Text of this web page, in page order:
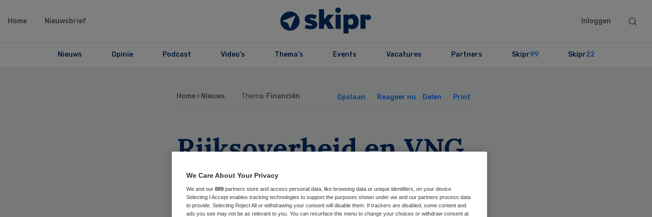
Home Nieuwsbrief Inloggen
Search
Nieuws Opinie Podcast Video’s Thema’s Events Vacatures Partners Skipr99 Skipr22
Home › Nieuws Thema: Financiën Opslaan Reageer nu Delen Print
Rijksoverheid en VNG
roepen op tot
continuïteit
We Care About Your Privacy
We and our 889 partners store and access personal data, like browsing data or unique identifiers, on your device.
Selecting I Accept enables tracking technologies to support the purposes shown under we and our partners process data
to provide. Selecting Reject All or withdrawing your consent will disable them. If trackers are disabled, some content and
ads you see may not be as relevant to you. You can resurface this menu to change your choices or withdraw consent at